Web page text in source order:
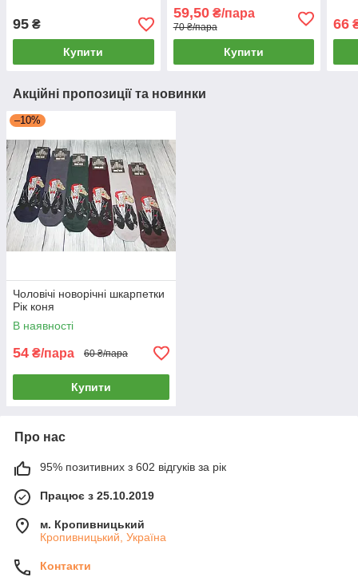
95 ₴
Купити
59,50₴/пара
70 ₴/пара
Купити
66
Акційні пропозиції та новинки
–10%
Чоловічі новорічні шкарпетки
Рік коня
В наявності
54 ₴/пара 60 ₴/пара
Купити
Про нас
95% позитивних з 602 відгуків за рік
Працює з 25.10.2019
м. Кропивницький
Кропивницький, Україна
Контакти